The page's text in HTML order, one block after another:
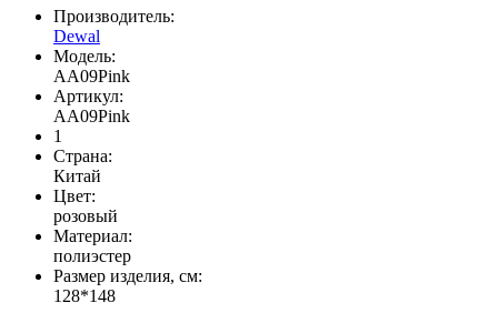
Производитель:
Dewal
Модель:
AA09Pink
Артикул:
AA09Pink
1
Страна:
Китай
Цвет:
розовый
Материал:
полиэстер
Размер изделия, см:
128*148